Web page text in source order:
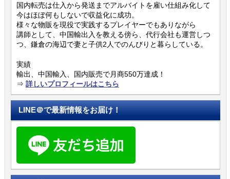
国内転売は仕入から発送までアルバイトを雇い仕組み化して
今はほぼ何もしないで収益化に成功。
様々な物販を現役で実践するプレイヤーでもありながら
講師として、中国輸出入を教える傍ら、代行会社も運営しつ
つ、鎌倉の海辺で妻と子供2人でのんびりと暮らしている。
実績
輸出、中国輸入、国内販売で月商550万達成！
⇒ 詳しいプロフィールはこちら
LINE＠で最新情報をお届け！